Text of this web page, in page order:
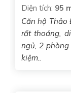
Diện tích: 95
Căn hộ Thảo
rất thoáng,
ngủ, 2
kiệm..